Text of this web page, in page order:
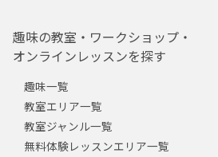
趣味の教室・ワークショップ・
オンラインレッスンを探す
趣味一覧
教室エリア一覧
教室ジャンル一覧
無料体験レッスンエリア一覧